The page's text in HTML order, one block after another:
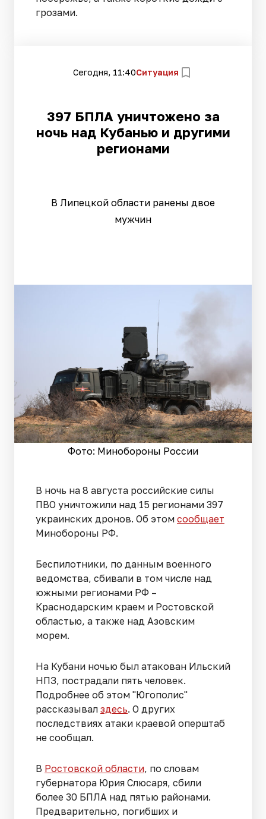
грозами.
Сегодня, 11:40Ситуация
397 БПЛА уничтожено за
ночь над Кубанью и другими
регионами
В Липецкой области ранены двое
мужчин
Фото: Минобороны России
В ночь на 8 августа российские силы
ПВО уничтожили над 15 регионами 397
украинских дронов. Об этом сообщает
Минобороны РФ.
Беспилотники, по данным военного
ведомства, сбивали в том числе над
южными регионами РФ –
Краснодарским краем и Ростовской
областью, а также над Азовским
морем.
На Кубани ночью был атакован Ильский
НПЗ, пострадали пять человек.
Подробнее об этом "Югополис"
рассказывал здесь. О других
последствиях атаки краевой оперштаб
не сообщал.
В Ростовской области, по словам
губернатора Юрия Слюсаря, сбили
более 30 БПЛА над пятью районами.
Предварительно, погибших и